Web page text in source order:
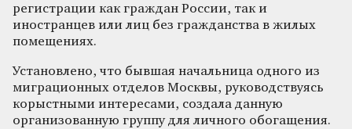
регистрации как граждан России, так и
иностранцев или лиц без гражданства в жилых
помещениях.
Установлено, что бывшая начальница одного из
миграционных отделов Москвы, руководствуясь
корыстными интересами, создала данную
организованную группу для личного обогащения.